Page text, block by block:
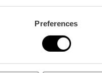
Preferences